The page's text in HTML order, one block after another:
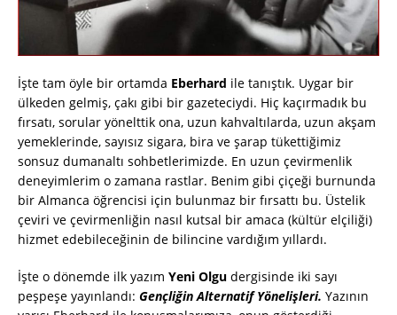
İşte tam öyle bir ortamda Eberhard ile tanıştık. Uygar bir
ülkeden gelmiş, çakı gibi bir gazeteciydi. Hiç kaçırmadık bu
fırsatı, sorular yönelttik ona, uzun kahvaltılarda, uzun akşam
yemeklerinde, sayısız sigara, bira ve şarap tükettiğimiz
sonsuz dumanaltı sohbetlerimizde. En uzun çevirmenlik
deneyimlerim o zamana rastlar. Benim gibi çiçeği burnunda
bir Almanca öğrencisi için bulunmaz bir fırsattı bu. Üstelik
çeviri ve çevirmenliğin nasıl kutsal bir amaca (kültür elçiliği)
hizmet edebileceğinin de bilincine vardığım yıllardı.
İşte o dönemde ilk yazım Yeni Olgu dergisinde iki sayı
peşpeşe yayınlandı: Gençliğin Alternatif Yönelişleri. Yazının